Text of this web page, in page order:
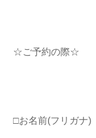
☆ご予約の際☆
□お名前(フリガナ)